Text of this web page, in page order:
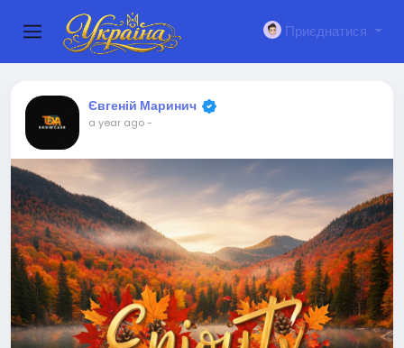
Приєднатися
Євгеній Маринич
a year ago-